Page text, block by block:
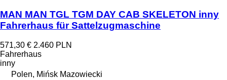
MAN MAN TGL TGM DAY CAB SKELETON inny
Fahrerhaus für Sattelzugmaschine
571,30 € 2.460 PLN
Fahrerhaus
inny
Polen, Mińsk Mazowiecki